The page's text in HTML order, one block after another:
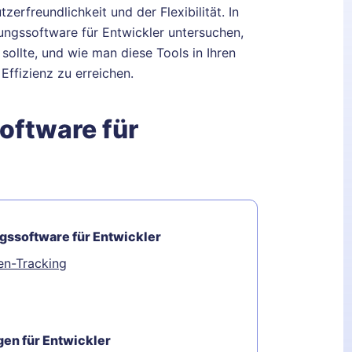
und der Flexibilität. In
für Entwickler untersuchen,
und wie man diese Tools in Ihren
zu erreichen.
für
für Entwickler
Tracking
für Entwickler